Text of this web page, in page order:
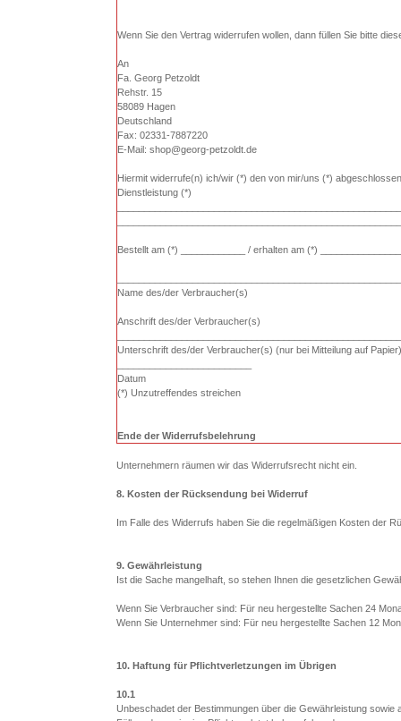
Wenn Sie den Vertrag widerrufen wollen, dann füllen Sie bitte
An
Fa. Georg Petzoldt
Rehstr. 15
58089 Hagen
Deutschland
Fax: 02331-7887220
E-Mail: shop@georg-petzoldt.de
Hiermit widerrufe(n) ich/wir (*) den von mir/uns (*)
Dienstleistung (*)
Bestellt am (*) ____________ / erhalten am (*)
Name des/der Verbraucher(s)
Anschrift des/der Verbraucher(s)
Unterschrift des/der Verbraucher(s) (nur bei Mitteilung auf Papier)
Datum
(*) Unzutreffendes streichen
Ende der Widerrufsbelehrung
Unternehmern räumen wir das Widerrufsrecht nicht ein.
8. Kosten der Rücksendung bei Widerruf
Im Falle des Widerrufs haben Sie die regelmäßigen Kosten der
9. Gewährleistung
Ist die Sache mangelhaft, so stehen Ihnen die gesetzlichen
Wenn Sie Verbraucher sind: Für neu hergestellte Sachen 24
Wenn Sie Unternehmer sind: Für neu hergestellte Sachen 12
10. Haftung für Pflichtverletzungen im Übrigen
10.1
Unbeschadet der Bestimmungen über die Gewährleistung